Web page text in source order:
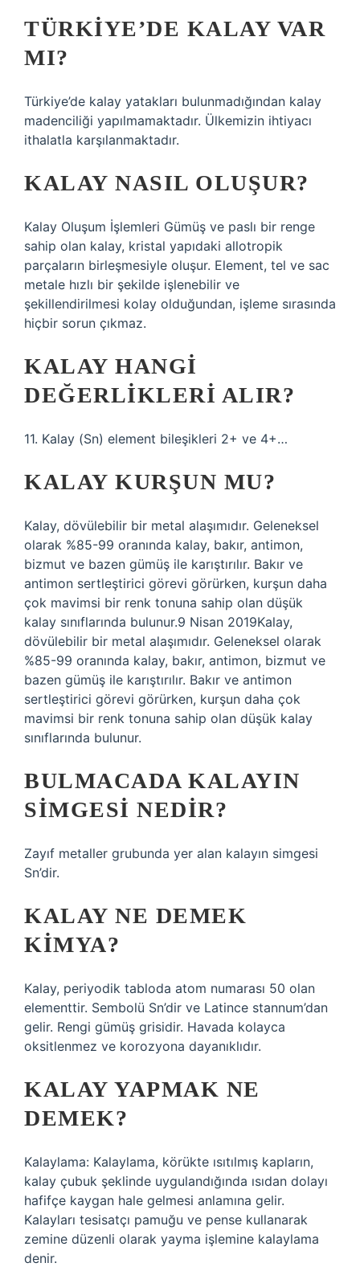
TÜRKIYE’DE KALAY VAR
MI?
Türkiye’de kalay yatakları bulunmadığından kalay
madenciliği yapılmamaktadır. Ülkemizin ihtiyacı
ithalatla karşılanmaktadır.
KALAY NASIL OLUŞUR?
Kalay Oluşum İşlemleri Gümüş ve paslı bir renge
sahip olan kalay, kristal yapıdaki allotropik
parçaların birleşmesiyle oluşur. Element, tel ve sac
metale hızlı bir şekilde işlenebilir ve
şekillendirilmesi kolay olduğundan, işleme sırasında
hiçbir sorun çıkmaz.
KALAY HANGI
DEĞERLIKLERI ALIR?
11. Kalay (Sn) element bileşikleri 2+ ve 4+…
KALAY KURŞUN MU?
Kalay, dövülebilir bir metal alaşımıdır. Geleneksel
olarak %85-99 oranında kalay, bakır, antimon,
bizmut ve bazen gümüş ile karıştırılır. Bakır ve
antimon sertleştirici görevi görürken, kurşun daha
çok mavimsi bir renk tonuna sahip olan düşük
kalay sınıflarında bulunur.9 Nisan 2019Kalay,
dövülebilir bir metal alaşımıdır. Geleneksel olarak
%85-99 oranında kalay, bakır, antimon, bizmut ve
bazen gümüş ile karıştırılır. Bakır ve antimon
sertleştirici görevi görürken, kurşun daha çok
mavimsi bir renk tonuna sahip olan düşük kalay
sınıflarında bulunur.
BULMACADA KALAYIN
SIMGESI NEDIR?
Zayıf metaller grubunda yer alan kalayın simgesi
Sn’dir.
KALAY NE DEMEK
KIMYA?
Kalay, periyodik tabloda atom numarası 50 olan
elementtir. Sembolü Sn’dir ve Latince stannum’dan
gelir. Rengi gümüş grisidir. Havada kolayca
oksitlenmez ve korozyona dayanıklıdır.
KALAY YAPMAK NE
DEMEK?
Kalaylama: Kalaylama, körükte ısıtılmış kapların,
kalay çubuk şeklinde uygulandığında ısıdan dolayı
hafifçe kaygan hale gelmesi anlamına gelir.
Kalayları tesisatçı pamuğu ve pense kullanarak
zemine düzenli olarak yayma işlemine kalaylama
denir.